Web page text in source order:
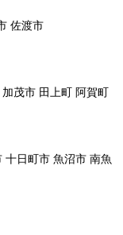
佐渡市
茂市 田上町 阿賀町
十日町市 魚沼市 南魚